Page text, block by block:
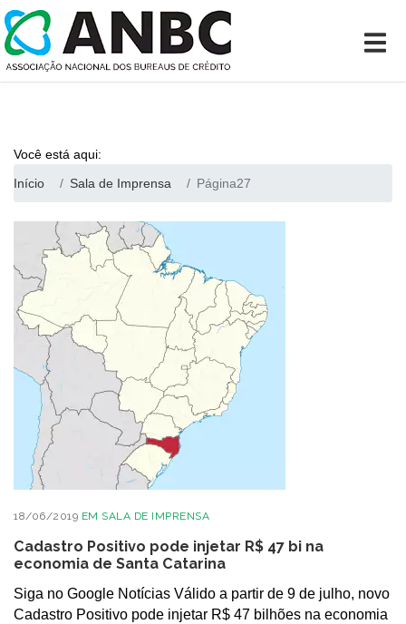
Você está aqui:
Início
Sala de Imprensa Página27
18/06/2019 EM SALA DE IMPRENSA
Cadastro Positivo pode injetar R$ 47 bi na
economia de Santa Catarina
Siga no Google Notícias Válido a partir de 9 de julho, novo
Cadastro Positivo pode injetar R$ 47 bilhões na economia